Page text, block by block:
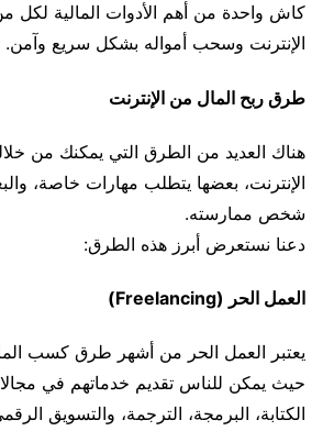
كاش واحدة من أهم الأدوات المالية لكل
الإنترنت وسحب أمواله بشكل سريع وآمن.
طرق ربح المال من الإنترنت
هناك العديد من الطرق التي يمكنك من
الإنترنت، بعضها يتطلب مهارات خاصة،
شخص ممارسته.
دعنا نستعرض أبرز هذه الطرق:
العمل الحر (Freelancing)
يعتبر العمل الحر من أشهر طرق كسب
حيث يمكن للناس تقديم خدماتهم في
الكتابة، البرمجة، الترجمة، والتسويق